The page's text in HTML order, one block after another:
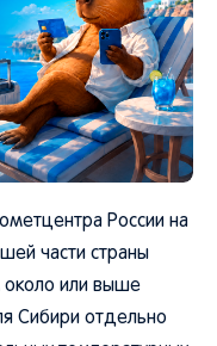
России на
части страны
или выше
Сибири отдельно